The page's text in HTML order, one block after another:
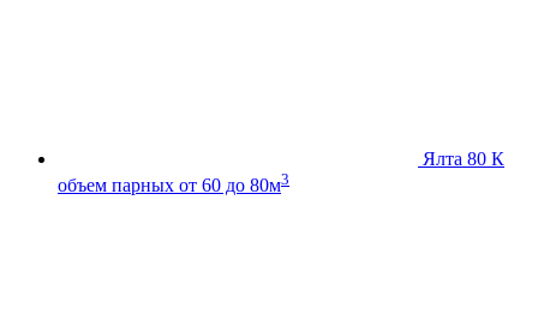
Ялта 80 К
объем парных от 60 до 80м3